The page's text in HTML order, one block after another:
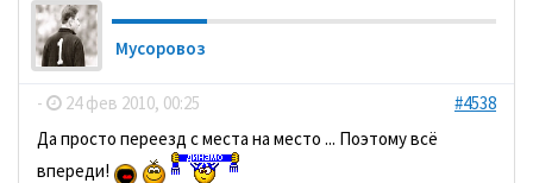
Мусоровоз
- 24 фев 2010, 00:25
#4538
Да просто переезд с места на место ... Поэтому всё
впереди!